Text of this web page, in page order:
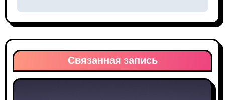
и
г
а
ц
Связанная запись